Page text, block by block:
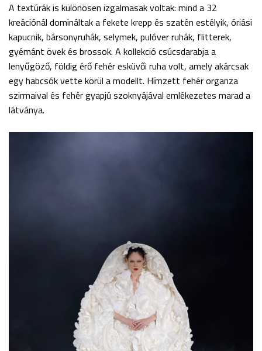
A textúrák is különösen izgalmasak voltak: mind a 32
kreációnál domináltak a fekete krepp és szatén estélyik, óriási
kapucnik, bársonyruhák, selymek, pulóver ruhák, flitterek,
gyémánt övek és brossok. A kollekció csúcsdarabja a
lenyűgöző, földig érő fehér esküvői ruha volt, amely akárcsak
egy habcsók vette körül a modellt. Hímzett fehér organza
szirmaival és fehér gyapjú szoknyájával emlékezetes marad a
látványa.